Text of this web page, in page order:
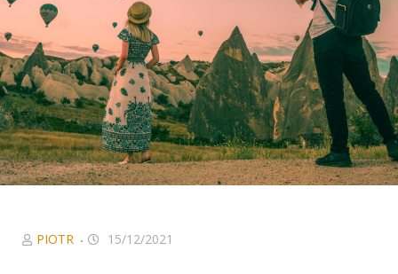
PIOTR 15/12/2021
zgodnie z
zamierzeniem.
W szczególności
to ciasteczka
sieci
afiliacyjnych, z
którymi
współpracujemy